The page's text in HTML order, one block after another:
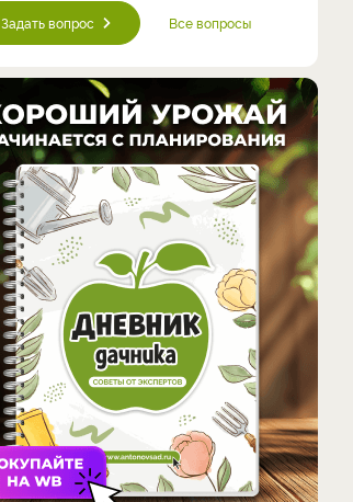
Задать вопрос Все вопросы